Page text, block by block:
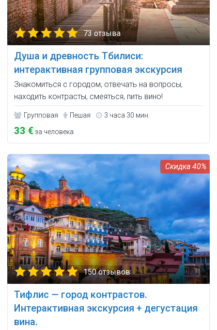
73 отзыва
Душа и древность Тбилиси:
интерактивная групповая экскурсия
Знакомиться с городом, отвечать на вопросы,
находить контрасты, смеяться, пить вино!
Групповая Пешая 3 часа 30 мин.
33 €за человека
40%
150 отзывов
Тифлис — город контрастов.
Интерактивная экскурсия + дегустация
вина.